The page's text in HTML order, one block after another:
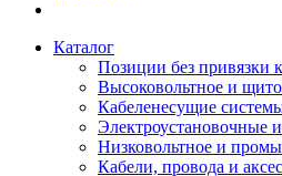
Каталог
Позиции без привязки
Высоковольтное и
Кабеленесущие
Электроустановочные
Низковольтное и
Кабели, провода и